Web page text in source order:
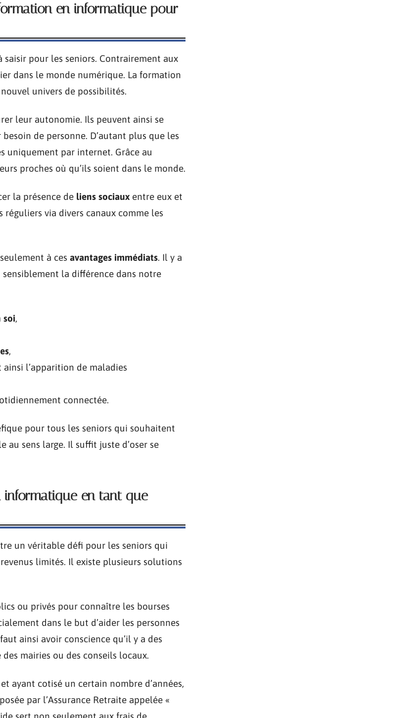
en informatique pour
pour les seniors. Contrairement aux
dans le monde numérique. La formation
univers de possibilités.
leur autonomie. Ils peuvent ainsi se
de personne. D’autant plus que les
uniquement par internet. Grâce au
proches où qu’ils soient dans le monde.
la présence de liens sociaux entre eux et
via divers canaux comme les
à ces avantages immédiats. Il y a
la différence dans notre
soi,
,
l’apparition de maladies
connectée.
pour tous les seniors qui souhaitent
sens large. Il suffit juste d’oser se
informatique en tant que
un véritable défi pour les seniors qui
limités. Il existe plusieurs solutions
ou privés pour connaître les bourses
dans le but d’aider les personnes
ainsi avoir conscience qu’il y a des
mairies ou des conseils locaux.
ayant cotisé un certain nombre d’années,
par l’Assurance Retraite appelée «